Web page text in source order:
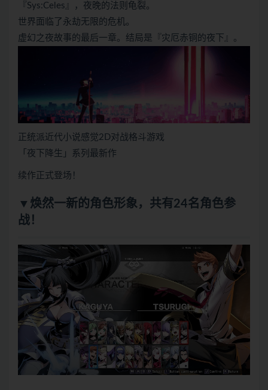
『Sys:Celes』，夜晚的法则龟裂。
世界面临了永劫无限的危机。
虚幻之夜故事的最后一章。结局是『灾厄赤铜的夜下』。
正统派近代小说感觉2D对战格斗游戏
「夜下降生」系列最新作
续作正式登场！
▼焕然一新的角色形象，共有24名角色参
战！